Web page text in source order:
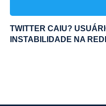
TWITTER CAIU?
INSTABILIDADE NA